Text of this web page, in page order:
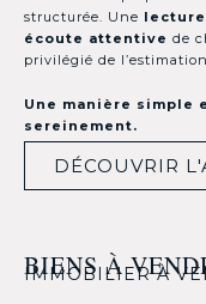
structurée. Une
écoute attentive de
privilégié de
Une manière simple
sereinement.
DÉCOUVRIR
BIENS À
IMMOBILIER À